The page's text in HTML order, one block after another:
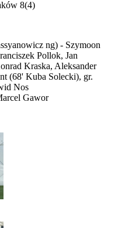
8(4)
ng) - Szymoon
Pollok, Jan
Kraska, Aleksander
(68' Kuba Solecki), gr.
Nos
Gawor